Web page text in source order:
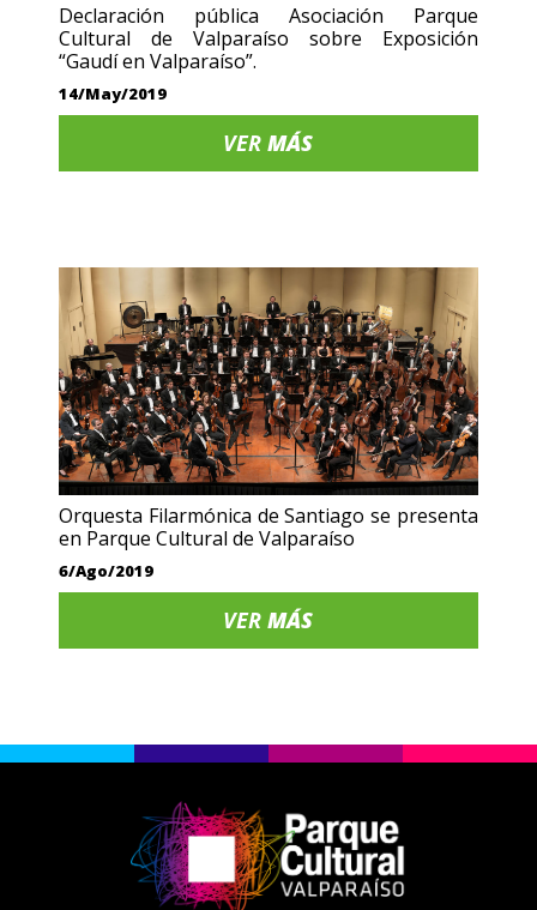
Declaración pública Asociación Parque
Cultural de Valparaíso sobre Exposición
“Gaudí en Valparaíso”.
14/May/2019
VERMÁS
Orquesta Filarmónica de Santiago se presenta
en Parque Cultural de Valparaíso
6/Ago/2019
VERMÁS